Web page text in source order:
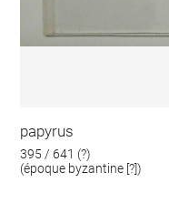
papyrus
395 / 641 (?)
(époque byzantine [?])